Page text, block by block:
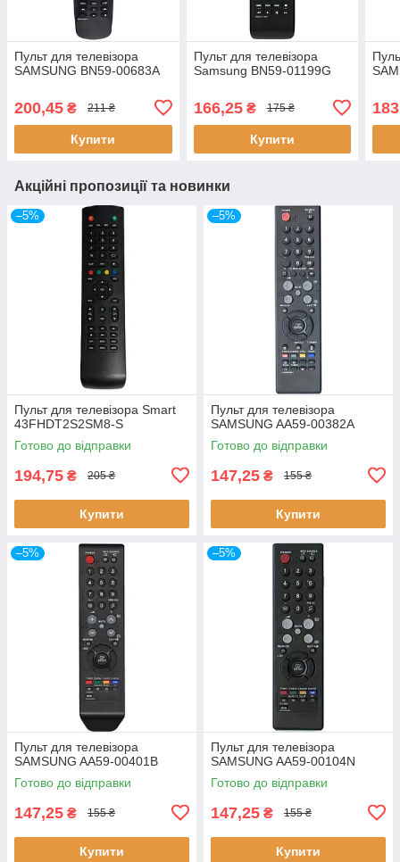
Пульт для телевізора
SAMSUNG BN59-00683A
200,45 ₴ 211 ₴
Купити
Пульт для телевізора
Samsung BN59-01199G
166,25₴ 175 ₴
Купити
Акційні пропозиції та новинки
–5%
Пульт для телевізора Smart
43FHDT2S2SM8-S
Готово до відправки
194,75 ₴ 205 ₴
Купити
–5%
Пульт для телевізора
SAMSUNG AA59-00382A
Готово до відправки
147,25 ₴ 155 ₴
Купити
–5%
Пульт для телевізора
SAMSUNG AA59-00401B
Готово до відправки
147,25 ₴ 155 ₴
Купити
–5%
Пульт для телевізора
SAMSUNG AA59-00104N
Готово до відправки
147,25 ₴ 155 ₴
Купити